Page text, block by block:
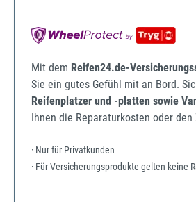
Mit dem Reifen24.de-
Sie ein gutes Gefühl mit an Bord.
Reifenplatzer und -platten sowie
Ihnen die Reparaturkosten oder
· Nur für Privatkunden
· Für Versicherungsprodukte gelten keine